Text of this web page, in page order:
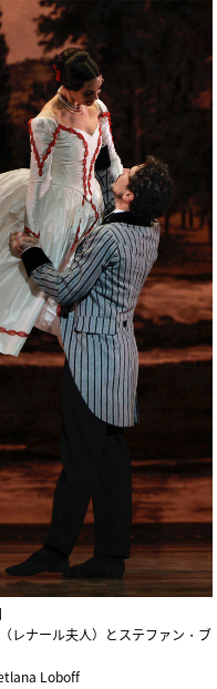
レナール夫人）とステファン・ブ
Loboff